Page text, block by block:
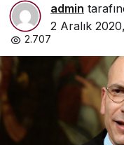
admin
2 Aralık
2.707